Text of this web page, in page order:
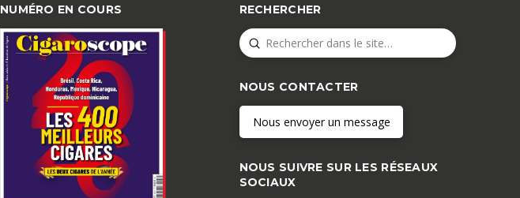
NUMÉRO EN COURS RECHERCHER
Search
Submit
NOUS CONTACTER
Nous envoyer un message
NOUS SUIVRE SUR LES RÉSEAUX
SOCIAUX